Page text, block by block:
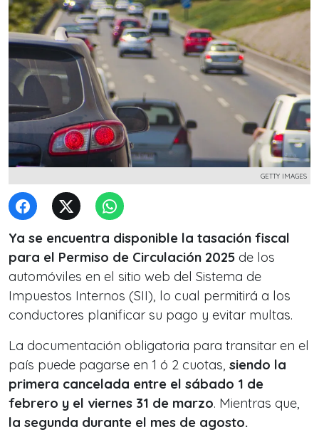
GETTY IMAGES
Ya se encuentra disponible la tasación fiscal
para el Permiso de Circulación 2025 de los
automóviles en el sitio web del Sistema de
Impuestos Internos (SII), lo cual permitirá a los
conductores planificar su pago y evitar multas.
La documentación obligatoria para transitar en el
país puede pagarse en 1 ó 2 cuotas, siendo la
primera cancelada entre el sábado 1 de
febrero y el viernes 31 de marzo. Mientras que,
la segunda durante el mes de agosto.